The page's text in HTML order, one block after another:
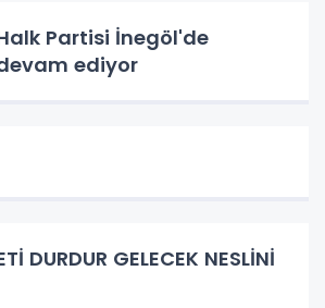
Partisi İnegöl'de
ediyor
GELECEK NESLİNİ